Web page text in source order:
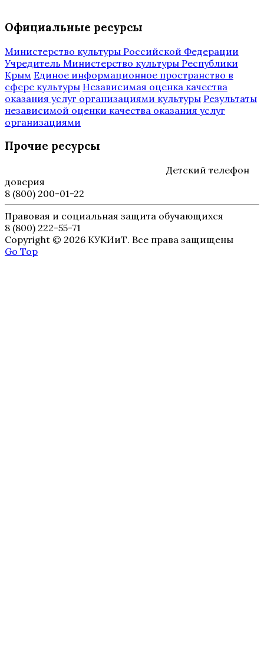
Официальные ресурсы
Министерство культуры Российской Федерации
Учредитель Министерство культуры Республики
Крым Единое информационное пространство в
сфере культуры Независимая оценка качества
оказания услуг организациями культуры Результаты
независимой оценки качества оказания услуг
организациями
Прочие ресурсы
Детский телефон
доверия
8 (800) 200-01-22
Правовая и социальная защита обучающихся
8 (800) 222-55-71
Copyright © 2026 КУКИиТ. Все права защищены
Go Top